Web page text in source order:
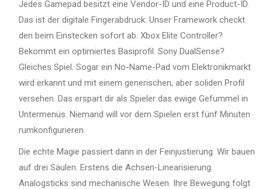
Jedes Gamepad besitzt eine Vendor-ID und eine Product-ID.
Das ist der digitale Fingerabdruck. Unser Framework checkt
den beim Einstecken sofort ab. Xbox Elite Controller?
Bekommt ein optimiertes Basiprofil. Sony DualSense?
Gleiches Spiel. Sogar ein No-Name-Pad vom Elektronikmarkt
wird erkannt und mit einem generischen, aber soliden Profil
versehen. Das erspart dir als Spieler das ewige Gefummel in
Untermenüs. Niemand will vor dem Spielen erst fünf Minuten
rumkonfigurieren.
Die echte Magie passiert dann in der Feinjustierung. Wir bauen
auf drei Säulen. Erstens die Achsen-Linearisierung.
Analogsticks sind mechanische Wesen. Ihre Bewegung folgt